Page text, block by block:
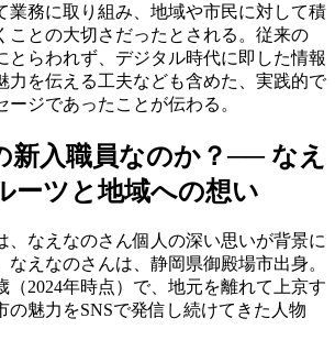
業務に取り組み、地域や市民に対して積
ことの大切さだったとされる。従来の
とらわれず、デジタル時代に即した情報
力を伝える工夫なども含めた、実践的で
ージであったことが伝わる。
新入職員なのか？── なえ
ーツと地域への想い
、なえなのさん個人の深い思いが背景に
なえなのさんは、静岡県御殿場市出身。
（2024年時点）で、地元を離れて上京す
の魅力をSNSで発信し続けてきた人物